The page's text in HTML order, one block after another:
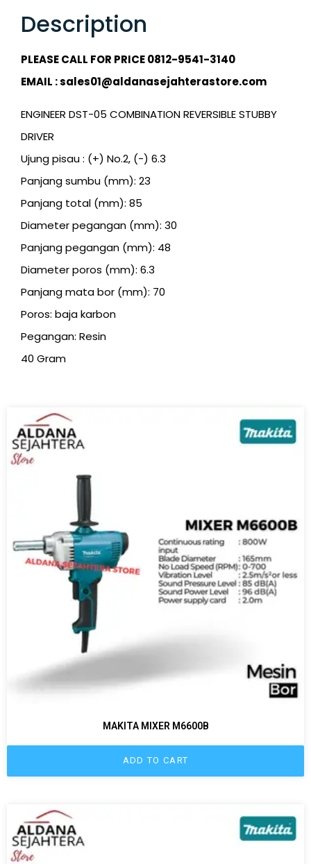
Description
PLEASE CALL FOR PRICE 0812-9541-3140
EMAIL : sales01@aldanasejahterastore.com
ENGINEER DST-05 COMBINATION REVERSIBLE STUBBY
DRIVER
Ujung pisau : (+) No.2, (-) 6.3
Panjang sumbu (mm): 23
Panjang total (mm): 85
Diameter pegangan (mm): 30
Panjang pegangan (mm): 48
Diameter poros (mm): 6.3
Panjang mata bor (mm): 70
Poros: baja karbon
Pegangan: Resin
40 Gram
MAKITA MIXER M6600B
ADD TO CART